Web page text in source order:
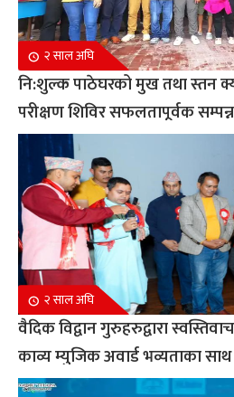
२ साल अघि
नि:शुल्क पाठेघरको मुख तथा स्तन
परीक्षण शिविर सफलतापूर्वक सम्पन्न
२ साल अघि
वैदिक विद्वान गुरुहरुद्वारा
काव्य म्युजिक अवार्ड भव्यताका साथ